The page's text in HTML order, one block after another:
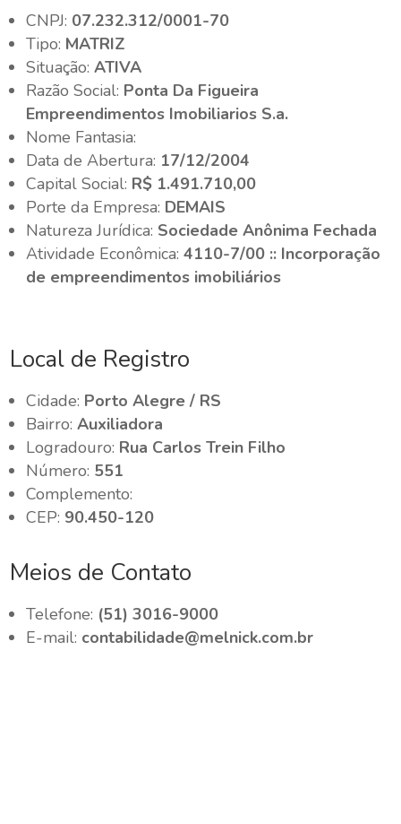
CNPJ: 07.232.312/0001-70
Tipo: MATRIZ
Situação:ATIVA
Razão Social: Ponta Da Figueira
Empreendimentos Imobiliarios S.a.
Nome Fantasia:
Data de Abertura: 17/12/2004
Capital Social: R$ 1.491.710,00
Porte da Empresa: DEMAIS
Natureza Jurídica: Sociedade Anônima Fechada
Atividade Econômica:4110-7/00 :: Incorporação
de empreendimentos imobiliários
Local de Registro
Cidade: Porto Alegre / RS
Bairro:Auxiliadora
Logradouro: Rua Carlos Trein Filho
Número: 551
Complemento:
CEP: 90.450-120
Meios de Contato
Telefone: (51) 3016-9000
E-mail: contabilidade@melnick.com.br